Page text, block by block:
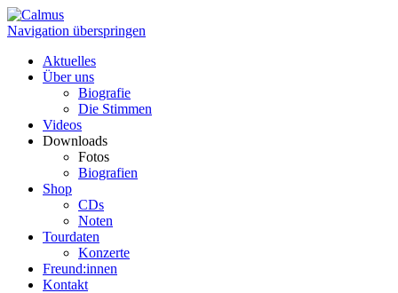
Navigation überspringen
Aktuelles
Über uns
Biografie
Die Stimmen
Videos
Downloads
Fotos
Biografien
Shop
CDs
Noten
Tourdaten
Konzerte
Freund:innen
Kontakt